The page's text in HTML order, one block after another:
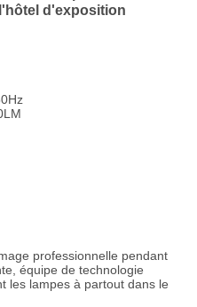
d'exposition
professionnelle pendant
équipe de technologie
les lampes à partout dans le